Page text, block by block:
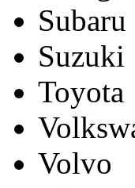
Subaru
Suzuki
Toyota
Volvo